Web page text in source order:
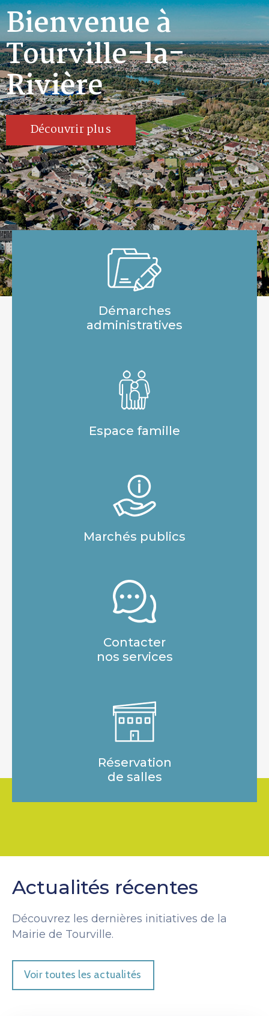
Bienvenue à
Tourville-la-
Rivière
Découvrir plus
Démarches
administratives
Espace famille
Marchés publics
Contacter
nos services
Réservation
de salles
Actualités récentes
Découvrez les dernières initiatives de la
Mairie de Tourville.
Voir toutes les actualités